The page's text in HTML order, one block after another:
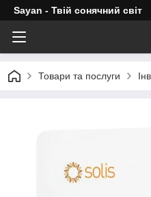
Sayan - Твій сонячний світ
Товари та послуги